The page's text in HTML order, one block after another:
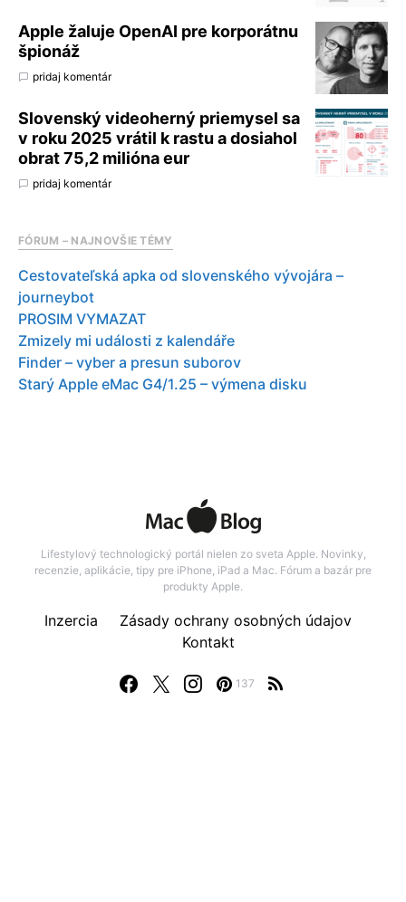
Apple žaluje OpenAI pre korporátnu
špionáž
pridaj komentár
Slovenský videoherný priemysel sa
v roku 2025 vrátil k rastu a dosiahol
obrat 75,2 milióna eur
pridaj komentár
FÓRUM – NAJNOVŠIE TÉMY
Cestovateľská apka od slovenského vývojára –
journeybot
PROSIM VYMAZAT
Zmizely mi události z kalendáře
Finder – vyber a presun suborov
Starý Apple eMac G4/1.25 – výmena disku
Lifestylový technologický portál nielen zo sveta Apple. Novinky,
recenzie, aplikácie, tipy pre iPhone, iPad a Mac. Fórum a bazár pre
produkty Apple.
137
Inzercia
Zásady ochrany osobných údajov
Kontakt